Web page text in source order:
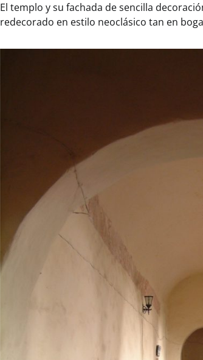
El templo y su fachada de sencilla
redecorado en estilo neoclásico tan en